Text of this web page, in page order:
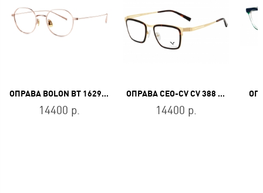
ОПРАВА BOLON BT 1629 B30
14400 р.
ОПРАВА CEO-CV CV 388 DEM
14400 р.